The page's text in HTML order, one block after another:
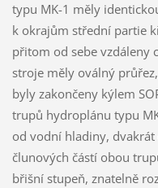
typu MK-1 měly
k okrajům střední partie
přitom od sebe vzdáleny
stroje měly oválný
byly zakončeny kýlem
trupů hydroplánu typu
od vodní hladiny,
člunových částí obou
břišní stupeň, znatelně